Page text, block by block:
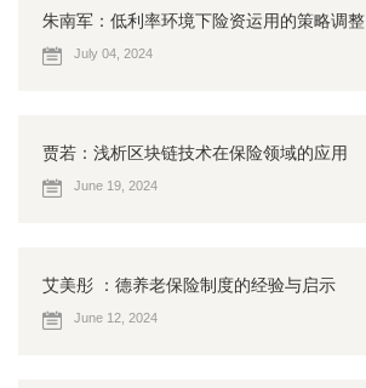
朱南军：低利率环境下险资运用的策略调整
July 04, 2024
贾若：浅析区块链技术在保险领域的应用
June 19, 2024
艾美彤 ：德养老保险制度的经验与启示
June 12, 2024